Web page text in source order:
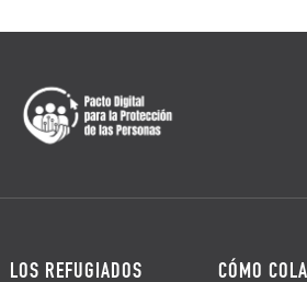
LOS REFUGIADOS CÓMO